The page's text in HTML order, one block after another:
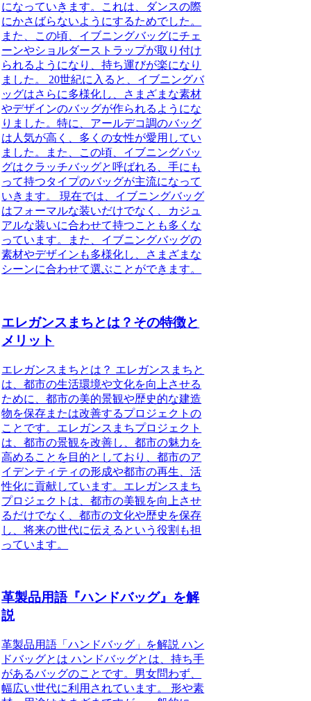
になっていきます。これは、ダンスの際
にかさばらないようにするためでした。
また、この頃、イブニングバッグにチェ
ーンやショルダーストラップが取り付け
られるようになり、持ち運びが楽になり
ました。 20世紀に入ると、イブニングバ
ッグはさらに多様化し、さまざまな素材
やデザインのバッグが作られるようにな
りました。特に、アールデコ調のバッグ
は人気が高く、多くの女性が愛用してい
ました。また、この頃、イブニングバッ
グはクラッチバッグと呼ばれる、手にも
って持つタイプのバッグが主流になって
いきます。 現在では、イブニングバッグ
はフォーマルな装いだけでなく、カジュ
アルな装いに合わせて持つことも多くな
っています。また、イブニングバッグの
素材やデザインも多様化し、さまざまな
シーンに合わせて選ぶことができます。
エレガンスまちとは？その特徴と
メリット
エレガンスまちとは？ エレガンスまちと
は、都市の生活環境や文化を向上させる
ために、都市の美的景観や歴史的な建造
物を保存または改善するプロジェクトの
ことです。エレガンスまちプロジェクト
は、都市の景観を改善し、都市の魅力を
高めることを目的としており、都市のア
イデンティティの形成や都市の再生、活
性化に貢献しています。エレガンスまち
プロジェクトは、都市の美観を向上させ
るだけでなく、都市の文化や歴史を保存
し、将来の世代に伝えるという役割も担
っています。
革製品用語『ハンドバッグ』を解
説
革製品用語「ハンドバッグ」を解説 ハン
ドバッグとは ハンドバッグとは、持ち手
があるバッグのことです。男女問わず、
幅広い世代に利用されています。 形や素